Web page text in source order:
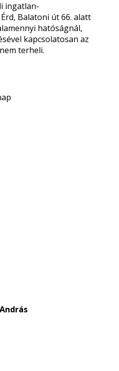
ingatlan-
Balatoni út 66. alatt
hatóságnál,
kapcsolatosan az
terheli.